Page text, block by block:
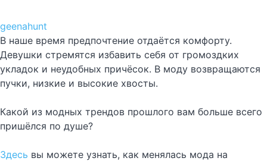
geenahunt
В наше время предпочтение отдаётся комфорту.
Девушки стремятся избавить себя от громоздких
укладок и неудобных причёсок. В моду возвращаются
пучки, низкие и высокие хвосты.
Какой из модных трендов прошлого вам больше всего
пришёлся по душе?
Здесь вы можете узнать, как менялась мода на